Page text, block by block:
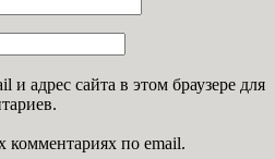
и адрес сайта в этом браузере для
комментариях по email.